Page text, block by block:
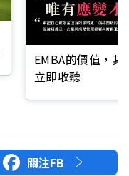
EMBA的價值，
立即收聽
關注FB